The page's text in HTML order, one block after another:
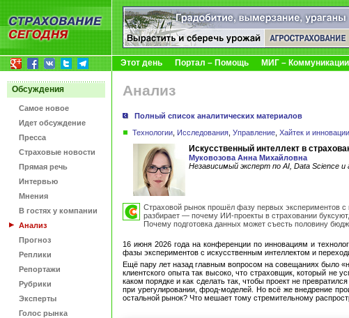
Этот день Портал – Помощь МИГ – Коммуникации
Обсуждения
Самое новое
Идет обсуждение
Пресса
Страховые новости
Прямая речь
Интервью
Мнения
В гостях у компании
Анализ
Прогноз
Реплики
Репортажи
Рубрики
Эксперты
Голос рынка
Анализ
Полный список аналитических материалов
Технологии
Исследования Управление Хайтек и инновации
Искусственный интеллект в
Муковозова Анна Михайловна
Независимый эксперт по AI, Data Science
Страховой рынок прошёл фазу первых экспериментов
разбирает — почему ИИ-проекты в страховании
Почему подготовка данных может съесть половину
16 июня 2026 года на конференции по инновациям и
фазы экспериментов с искусственным интеллектом и
Ещё пару лет назад главным вопросом на совещаниях было
клиентского опыта так высоко, что страховщик, который не
каком порядке и как сделать так, чтобы проект не
при урегулировании, фрод-моделей. Но всё же внедрение
остальной рынок? Что мешает тому стремительному